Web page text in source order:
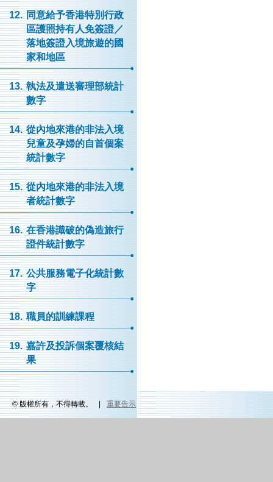
12. 同意給予香港特別行政
區護照持有人免簽證／
落地簽證入境旅遊的國
家和地區
13. 執法及遣送審理部統計
數字
14. 從內地來港的非法入境
兒童及孕婦的自首個案
統計數字
15. 從內地來港的非法入境
者統計數字
16. 在香港識破的偽造旅行
證件統計數字
17. 公共服務電子化統計數
字
18. 職員的訓練課程
19. 嘉許及投訴個案覆核結
果
© 版權所有，不得轉載。 重要告示